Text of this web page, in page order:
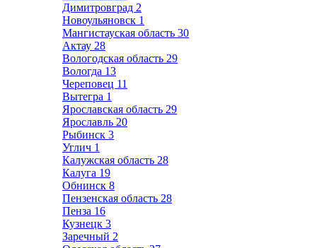
Димитровград 2
Новоульяновск 1
Мангистауская область 30
Актау 28
Вологодская область 29
Вологда 13
Череповец 11
Вытегра 1
Ярославская область 29
Ярославль 20
Рыбинск 3
Углич 1
Калужская область 28
Калуга 19
Обнинск 8
Пензенская область 28
Пенза 16
Кузнецк 3
Заречный 2